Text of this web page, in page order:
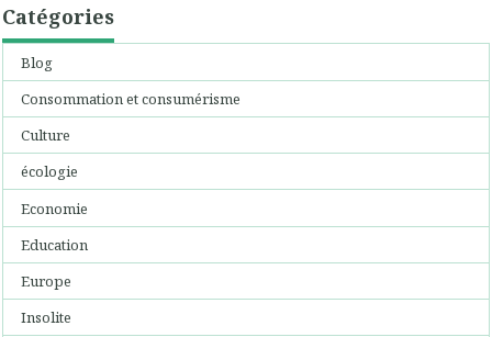
Catégories
Blog
Consommation et consumérisme
Culture
écologie
Economie
Education
Europe
Insolite